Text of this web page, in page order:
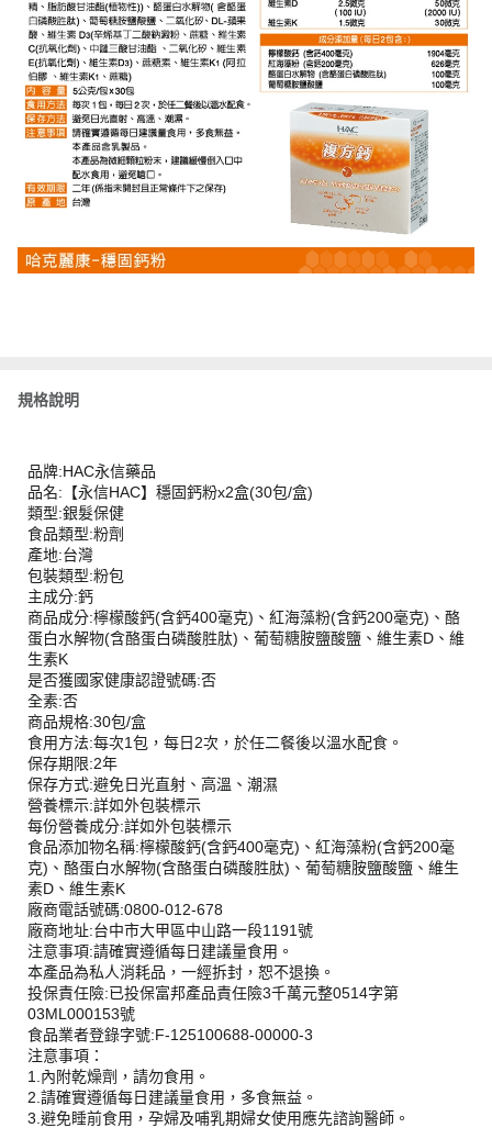
規格說明
品牌:HAC永信藥品
品名:【永信HAC】穩固鈣粉x2盒(30包/盒)
類型:銀髮保健
食品類型:粉劑
產地:台灣
包裝類型:粉包
主成分:鈣
商品成分:檸檬酸鈣(含鈣400毫克)、紅海藻粉(含鈣200毫克)、酪
蛋白水解物(含酪蛋白磷酸胜肽)、葡萄糖胺鹽酸鹽、維生素D、維
生素K
是否獲國家健康認證號碼:否
全素:否
商品規格:30包/盒
食用方法:每次1包，每日2次，於任二餐後以溫水配食。
保存期限:2年
保存方式:避免日光直射、高溫、潮濕
營養標示:詳如外包裝標示
每份營養成分:詳如外包裝標示
食品添加物名稱:檸檬酸鈣(含鈣400毫克)、紅海藻粉(含鈣200毫
克)、酪蛋白水解物(含酪蛋白磷酸胜肽)、葡萄糖胺鹽酸鹽、維生
素D、維生素K
廠商電話號碼:0800-012-678
廠商地址:台中市大甲區中山路一段1191號
注意事項:請確實遵循每日建議量食用。
本產品為私人消耗品，一經拆封，恕不退換。
投保責任險:已投保富邦產品責任險3千萬元整0514字第
03ML000153號
食品業者登錄字號:F-125100688-00000-3
注意事項：
1.內附乾燥劑，請勿食用。
2.請確實遵循每日建議量食用，多食無益。
3.避免睡前食用，孕婦及哺乳期婦女使用應先諮詢醫師。